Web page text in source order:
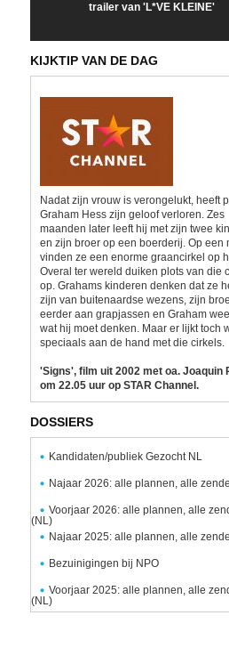
trailer van 'L*VE KLEINE'
KIJKTIP VAN DE DAG
Nadat zijn vrouw is verongelukt, heeft
Graham Hess zijn geloof verloren. Zes
maanden later leeft hij met zijn twee
en zijn broer op een boerderij. Op een
vinden ze een enorme graancirkel op
Overal ter wereld duiken plots van die
op. Grahams kinderen denken dat ze
zijn van buitenaardse wezens, zijn
eerder aan grapjassen en Graham
wat hij moet denken. Maar er lijkt toch
speciaals aan de hand met die cirkels.
'Signs', film uit 2002 met oa. Joaquin
om 22.05 uur op STAR Channel.
DOSSIERS
Kandidaten/publiek Gezocht NL
Najaar 2026: alle plannen, alle
Voorjaar 2026: alle plannen, alle
(NL)
Najaar 2025: alle plannen, alle
Bezuinigingen bij NPO
Voorjaar 2025: alle plannen, alle
(NL)